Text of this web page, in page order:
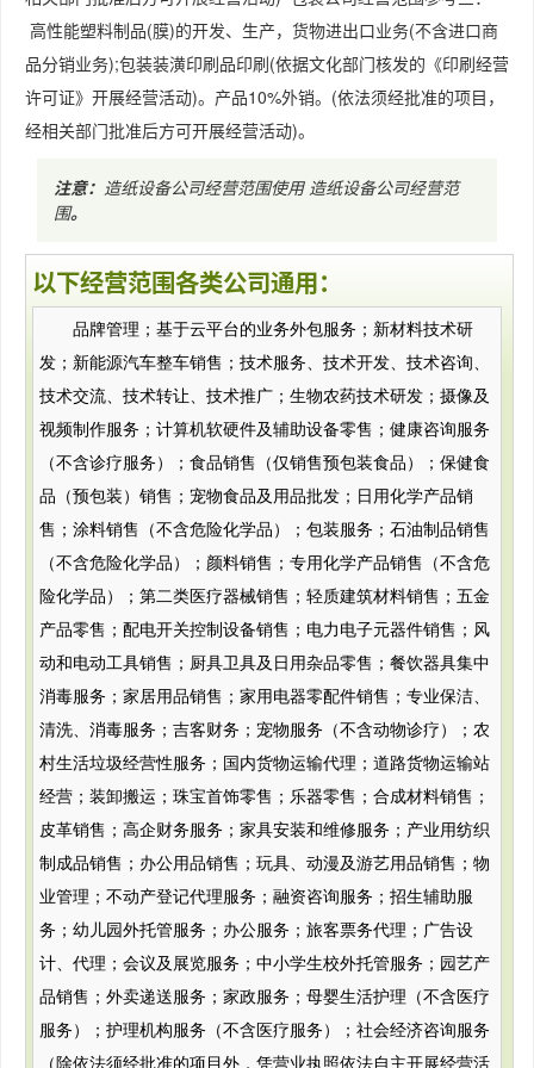
高性能塑料制品(膜)的开发、生产，货物进出口业务(不含进口商
品分销业务);包装装潢印刷品印刷(依据文化部门核发的《印刷经营
许可证》开展经营活动)。产品10%外销。(依法须经批准的项目，
经相关部门批准后方可开展经营活动)。
注意： 造纸设备公司经营范围使用 造纸设备公司经营范
围。
以下经营范围各类公司通用：
品牌管理；基于云平台的业务外包服务；新材料技术研
发；新能源汽车整车销售；技术服务、技术开发、技术咨询、
技术交流、技术转让、技术推广；生物农药技术研发；摄像及
视频制作服务；计算机软硬件及辅助设备零售；健康咨询服务
（不含诊疗服务）；食品销售（仅销售预包装食品）；保健食
品（预包装）销售；宠物食品及用品批发；日用化学产品销
售；涂料销售（不含危险化学品）；包装服务；石油制品销售
（不含危险化学品）；颜料销售；专用化学产品销售（不含危
险化学品）；第二类医疗器械销售；轻质建筑材料销售；五金
产品零售；配电开关控制设备销售；电力电子元器件销售；风
动和电动工具销售；厨具卫具及日用杂品零售；餐饮器具集中
消毒服务；家居用品销售；家用电器零配件销售；专业保洁、
清洗、消毒服务；吉客财务；宠物服务（不含动物诊疗）；农
村生活垃圾经营性服务；国内货物运输代理；道路货物运输站
经营；装卸搬运；珠宝首饰零售；乐器零售；合成材料销售；
皮革销售；高企财务服务；家具安装和维修服务；产业用纺织
制成品销售；办公用品销售；玩具、动漫及游艺用品销售；物
业管理；不动产登记代理服务；融资咨询服务；招生辅助服
务；幼儿园外托管服务；办公服务；旅客票务代理；广告设
计、代理；会议及展览服务；中小学生校外托管服务；园艺产
品销售；外卖递送服务；家政服务；母婴生活护理（不含医疗
服务）；护理机构服务（不含医疗服务）；社会经济咨询服务